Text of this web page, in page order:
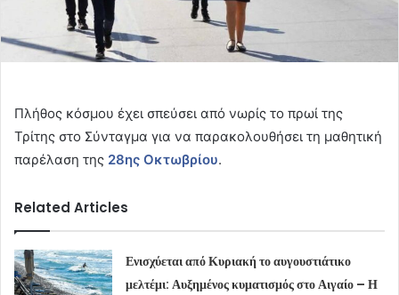
Πλήθος κόσμου έχει σπεύσει από νωρίς το πρωί της
Τρίτης στο Σύνταγμα για να παρακολουθήσει τη μαθητική
παρέλαση της 28ης Οκτωβρίου.
Related Articles
Ενισχύεται από Κυριακή το αυγουστιάτικο
μελτέμι: Αυξημένος κυματισμός στο Αιγαίο – Η